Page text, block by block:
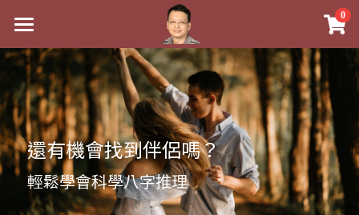
0
最新消息
關於我
實體經營
祖傳命理
手工印鑑
課程介紹
五行八字學
Blog
還有機會找到伴侶嗎？
輕鬆學會科學八字推理
×
商品分類
八字線上完整班
科學八字推理PDF
《十神高階實戰錄》完整典藏版
1美元超值PDF